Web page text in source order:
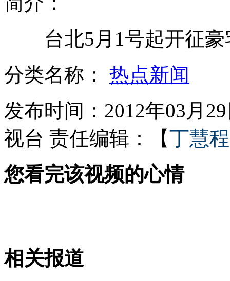
西门子经销商起歪心掺卖假货
卡恩性侵民事诉讼案开庭
世界最大面积"换脸"手术完成
台北5月1号起开征豪
分类名称： 热点新闻
发布时间：2012年03月
视台 责任编辑：【丁慧程
您看完该视频的心情
相关报道